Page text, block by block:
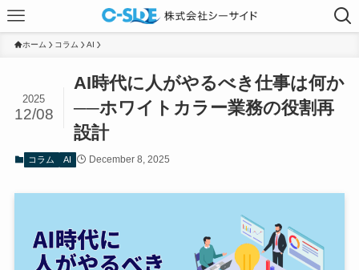
ホーム コラム AI
AI時代に人がやるべき仕事は何か
──ホワイトカラー業務の役割再
設計
2025
12/08
コラム AI December 8, 2025